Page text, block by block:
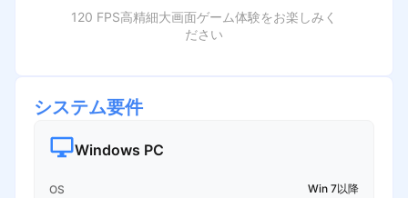
120 FPS高精細大画面ゲーム体験をお楽しみく
ださい
システム要件
Windows PC
OS Win 7以降